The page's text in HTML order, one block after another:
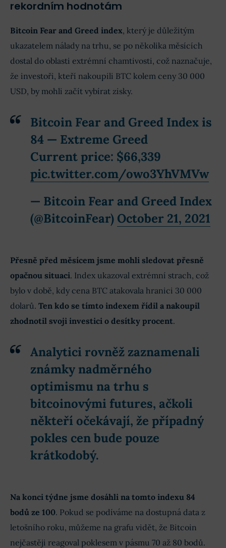
rekordním hodnotám
Bitcoin Fear and Greed index, který je důležitým
ukazatelem nálady na trhu, se po několika měsících
dostal do oblasti extrémní chamtivosti, což naznačuje,
že investoři, kteří nakoupili BTC kolem ceny 30 000
USD, by mohli začít vybírat zisky.
Bitcoin Fear and Greed Index is
84 — Extreme Greed
Current price: $66,339
pic.twitter.com/owo3YhVMVw
— Bitcoin Fear and Greed Index
(@BitcoinFear) October 21, 2021
Přesně před měsícem jsme mohli sledovat přesně
opačnou situaci. Index ukazoval extrémní strach, což
bylo v době, kdy cena BTC atakovala hranici 30 000
dolarů. Ten kdo se tímto indexem řídil a nakoupil
zhodnotil svoji investici o desítky procent.
Analytici rovněž zaznamenali
známky nadměrného
optimismu na trhu s
bitcoinovými futures, ačkoli
někteří očekávají, že případný
pokles cen bude pouze
krátkodobý.
Na konci týdne jsme dosáhli na tomto indexu 84
bodů ze 100. Pokud se podíváme na dostupná data z
letošního roku, můžeme na grafu vidět, že Bitcoin
nejčastěji reagoval poklesem v pásmu 70 až 80 bodů.